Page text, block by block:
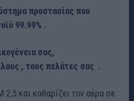
προστασίας που
99.99% .
σας,
, τους πελάτες σας .
2,5 και καθαρίζει τον αέρα σε